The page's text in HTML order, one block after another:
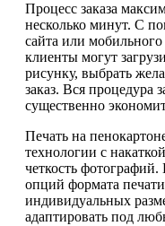
Процесс заказа
несколько минут. С
сайта или
клиенты могут
рисунку, выбрать
заказ. Вся процедура
существенно
Печать на
технологии с
четкость
опций формата
индивидуальных
адаптировать под